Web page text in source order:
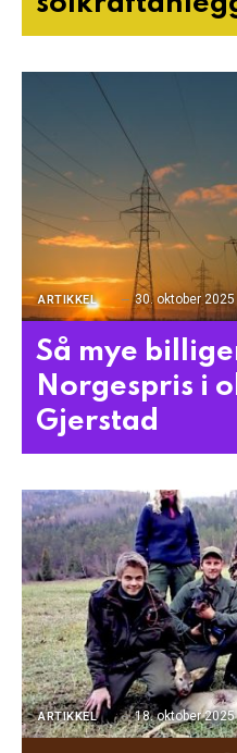
ARTIKKEL 30. oktober 2025
Så mye
Norgespris i
Gjerstad
ARTIKKEL 18. oktober 2025